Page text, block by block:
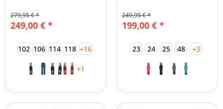
249,00 € *
279,95 € *
102 106 114 118 +16
+1
199,00 € *
249,95 € *
23 24 25 48 +3